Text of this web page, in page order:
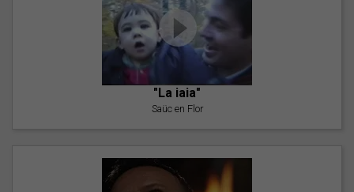
"La iaia"
Saüc en Flor